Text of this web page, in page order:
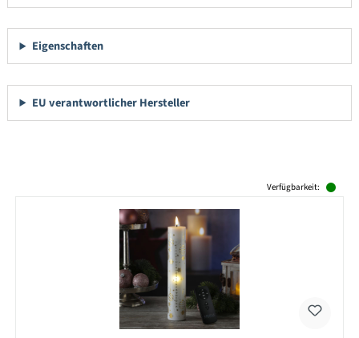
Eigenschaften
EU verantwortlicher Hersteller
Verfügbarkeit: